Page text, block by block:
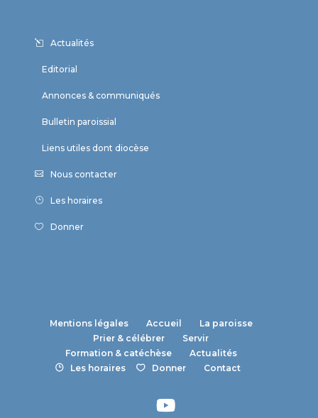
Actualités
Editorial
Annonces & communiqués
Bulletin paroissial
Liens utiles dont diocèse
Nous contacter
Les horaires
Donner
Mentions légales Accueil
La paroisse
Prier & célébrer
Servir
Formation & catéchèse
Actualités
Les horaires
Donner Contact